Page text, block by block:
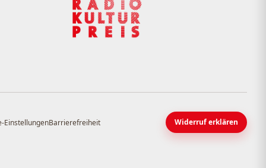
EinstellungenBarrierefreiheit Widerruf erklären